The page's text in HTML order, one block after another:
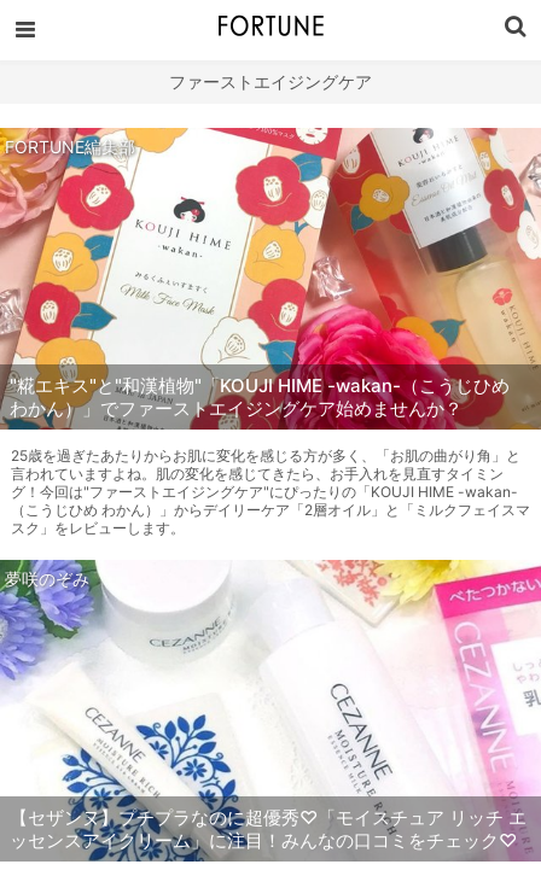
ファーストエイジングケア
FORTUNE編集部
"糀エキス"と"和漢植物"「KOUJI HIME -wakan-（こうじひめ
わかん）」でファーストエイジングケア始めませんか？
25歳を過ぎたあたりからお肌に変化を感じる方が多く、「お肌の曲がり角」と
言われていますよね。肌の変化を感じてきたら、お手入れを見直すタイミン
グ！今回は"ファーストエイジングケア"にぴったりの「KOUJI HIME -wakan-
（こうじひめ わかん）」からデイリーケア「2層オイル」と「ミルクフェイスマ
スク」をレビューします。
夢咲のぞみ
【セザンヌ】プチプラなのに超優秀♡「モイスチュア リッチ エ
ッセンスアイクリーム」に注目！みんなの口コミをチェック♡